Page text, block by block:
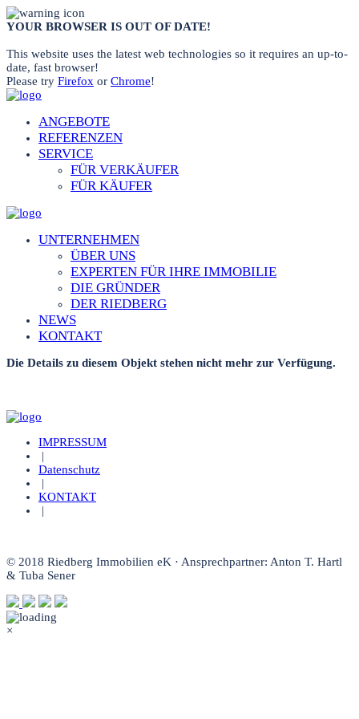
YOUR BROWSER IS OUT OF DATE!
This website uses the latest web technologies so it requires an up-to-
date, fast browser!
Please try Firefox or Chrome!
ANGEBOTE
REFERENZEN
SERVICE
FÜR VERKÄUFER
FÜR KÄUFER
UNTERNEHMEN
ÜBER UNS
EXPERTEN FÜR IHRE IMMOBILIE
DIE GRÜNDER
DER RIEDBERG
NEWS
KONTAKT
Die Details zu diesem Objekt stehen nicht mehr zur Verfügung.
IMPRESSUM
|
Datenschutz
|
KONTAKT
|
© 2018 Riedberg Immobilien eK · Ansprechpartner: Anton T. Hartl
& Tuba Sener
×